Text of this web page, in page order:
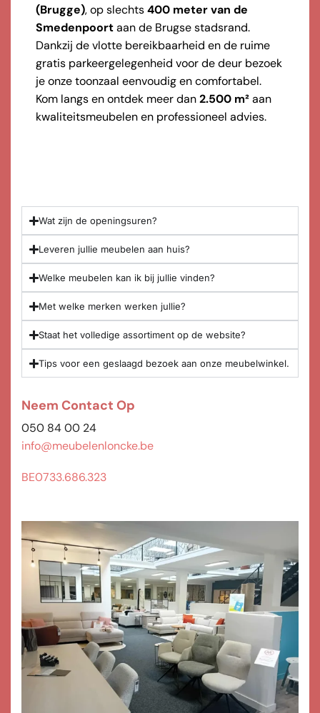
(Brugge), op slechts400 meter van de
Smedenpoortaan de Brugse stadsrand.
Dankzij de vlotte bereikbaarheid en de ruime
gratis parkeergelegenheid voor de deur bezoek
je onze toonzaal eenvoudig en comfortabel.
Kom langs en ontdek meer dan2.500 m²aan
kwaliteitsmeubelen en professioneel advies.
Wat zijn de openingsuren?
Leveren jullie meubelen aan huis?
Welke meubelen kan ik bij jullie vinden?
Met welke merken werken jullie?
Staat het volledige assortiment op de website?
Tips voor een geslaagd bezoek aan onze meubelwinkel.
Neem Contact Op
050 84 00 24
info@meubelenloncke.be
BE0733.686.323